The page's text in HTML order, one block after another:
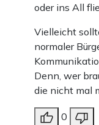
oder ins All
Vielleicht
normaler
Denn, wer
die nicht mal
0